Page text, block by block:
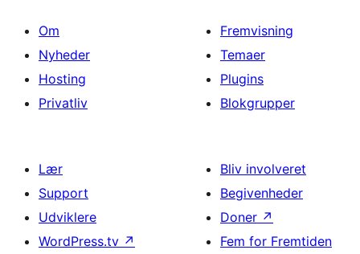
Om
Nyheder
Hosting
Privatliv
Fremvisning
Temaer
Plugins
Blokgrupper
Lær
Support
Udviklere
WordPress.tv ↗
Bliv involveret
Begivenheder
Doner ↗
Fem for Fremtiden